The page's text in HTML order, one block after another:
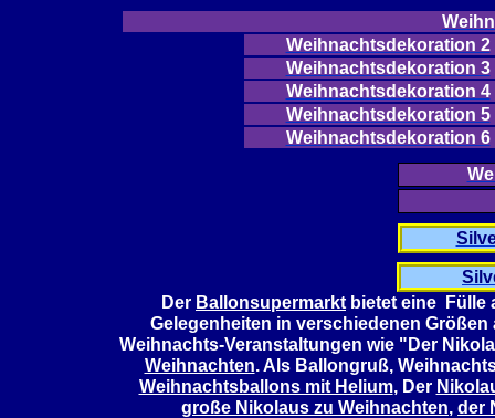
Weihnachtsdekoration 2
Weihnachtsdekoration 3
Weihnachtsdekoration 4
Weihnachtsdekoration 5
Weihnachtsdekoration 6
Der Ballonsupermarkt bietet eine Fülle
Gelegenheiten in verschiedenen
Weihnachts-Veranstaltungen wie "Der
Weihnachten. Als Ballongruß,
Weihnachtsballons mit Helium, Der
große Nikolaus zu Weihnachten, der